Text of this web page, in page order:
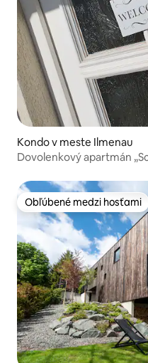
Kondo v meste Ilmenau
Dovolenkový apartmán
Obľúbené medzi hosťami
Obľúbené medzi hosťami